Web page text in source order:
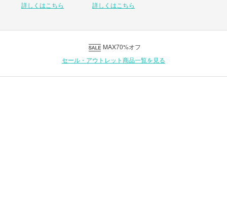
詳しくはこちら 詳しくはこちら
MAX70%オフ
セール・アウトレット商品一覧を見る